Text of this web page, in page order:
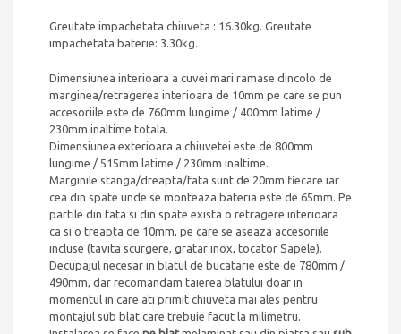
Greutate impachetata chiuveta : 16.30kg. Greutate
impachetata baterie: 3.30kg.
Dimensiunea interioara a cuvei mari ramase dincolo de
marginea/retragerea interioara de 10mm pe care se pun
accesoriile este de 760mm lungime / 400mm latime /
230mm inaltime totala.
Dimensiunea exterioara a chiuvetei este de 800mm
lungime / 515mm latime / 230mm inaltime.
Marginile stanga/dreapta/fata sunt de 20mm fiecare iar
cea din spate unde se monteaza bateria este de 65mm. Pe
partile din fata si din spate exista o retragere interioara
ca si o treapta de 10mm, pe care se aseaza accesoriile
incluse (tavita scurgere, gratar inox, tocator Sapele).
Decupajul necesar in blatul de bucatarie este de 780mm /
490mm, dar recomandam taierea blatului doar in
momentul in care ati primit chiuveta mai ales pentru
montajul sub blat care trebuie facut la milimetru.